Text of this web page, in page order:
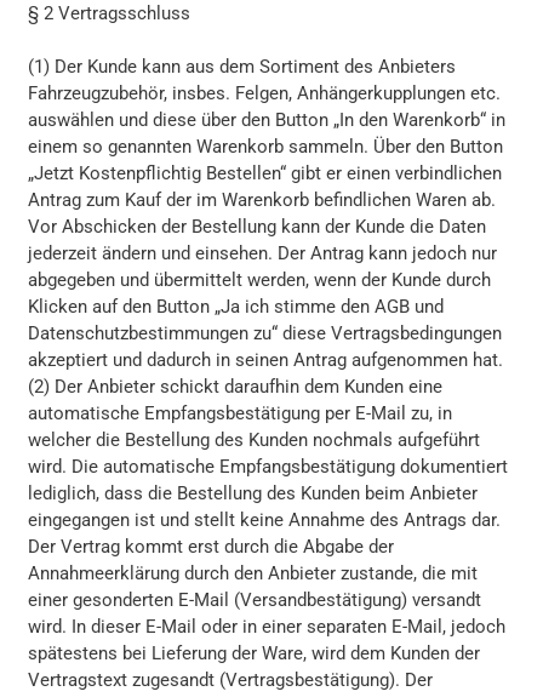
§ 2 Vertragsschluss
(1) Der Kunde kann aus dem Sortiment des Anbieters
Fahrzeugzubehör, insbes. Felgen, Anhängerkupplungen etc.
auswählen und diese über den Button „In den Warenkorb“ in
einem so genannten Warenkorb sammeln. Über den Button
„Jetzt Kostenpflichtig Bestellen“ gibt er einen verbindlichen
Antrag zum Kauf der im Warenkorb befindlichen Waren ab.
Vor Abschicken der Bestellung kann der Kunde die Daten
jederzeit ändern und einsehen. Der Antrag kann jedoch nur
abgegeben und übermittelt werden, wenn der Kunde durch
Klicken auf den Button „Ja ich stimme den AGB und
Datenschutzbestimmungen zu“ diese Vertragsbedingungen
akzeptiert und dadurch in seinen Antrag aufgenommen hat.
(2) Der Anbieter schickt daraufhin dem Kunden eine
automatische Empfangsbestätigung per E-Mail zu, in
welcher die Bestellung des Kunden nochmals aufgeführt
wird. Die automatische Empfangsbestätigung dokumentiert
lediglich, dass die Bestellung des Kunden beim Anbieter
eingegangen ist und stellt keine Annahme des Antrags dar.
Der Vertrag kommt erst durch die Abgabe der
Annahmeerklärung durch den Anbieter zustande, die mit
einer gesonderten E-Mail (Versandbestätigung) versandt
wird. In dieser E-Mail oder in einer separaten E-Mail, jedoch
spätestens bei Lieferung der Ware, wird dem Kunden der
Vertragstext zugesandt (Vertragsbestätigung). Der